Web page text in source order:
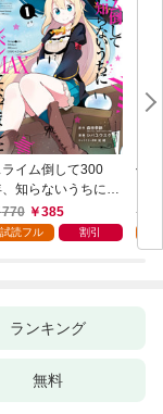
ライム倒して300
知らないうちにレ
ルMAXになってまし
1巻
770 385
試読フル 割引
信
ランキング
無料